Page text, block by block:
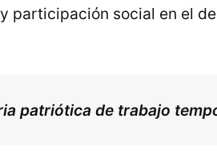
participación social en el
patriótica de trabajo